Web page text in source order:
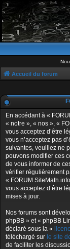
Accueil du forum
En accédant à «
« notre », « nos », «
vous acceptez d’être
vous n’acceptez pas
suivantes, veuillez ne
pouvons modifier ces
de vous informer de
vérifier régulièrement
« FORUM
vous acceptez d’être
mises à jour.
Nos forums sont
phpBB » et « phpBB
déclaré sous la «
téléchargé sur le site
de faciliter les